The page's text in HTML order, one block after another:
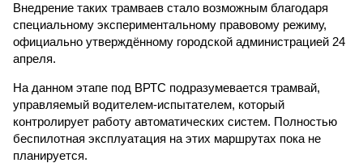
Внедрение таких трамваев стало возможным благодаря
специальному экспериментальному правовому режиму,
официально утверждённому городской администрацией 24
апреля.
На данном этапе под ВРТС подразумевается трамвай,
управляемый водителем-испытателем, который
контролирует работу автоматических систем. Полностью
беспилотная эксплуатация на этих маршрутах пока не
планируется.